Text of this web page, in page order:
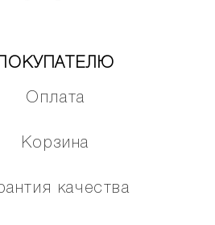
ПОКУПАТЕЛЮ
Оплата
Корзина
качества